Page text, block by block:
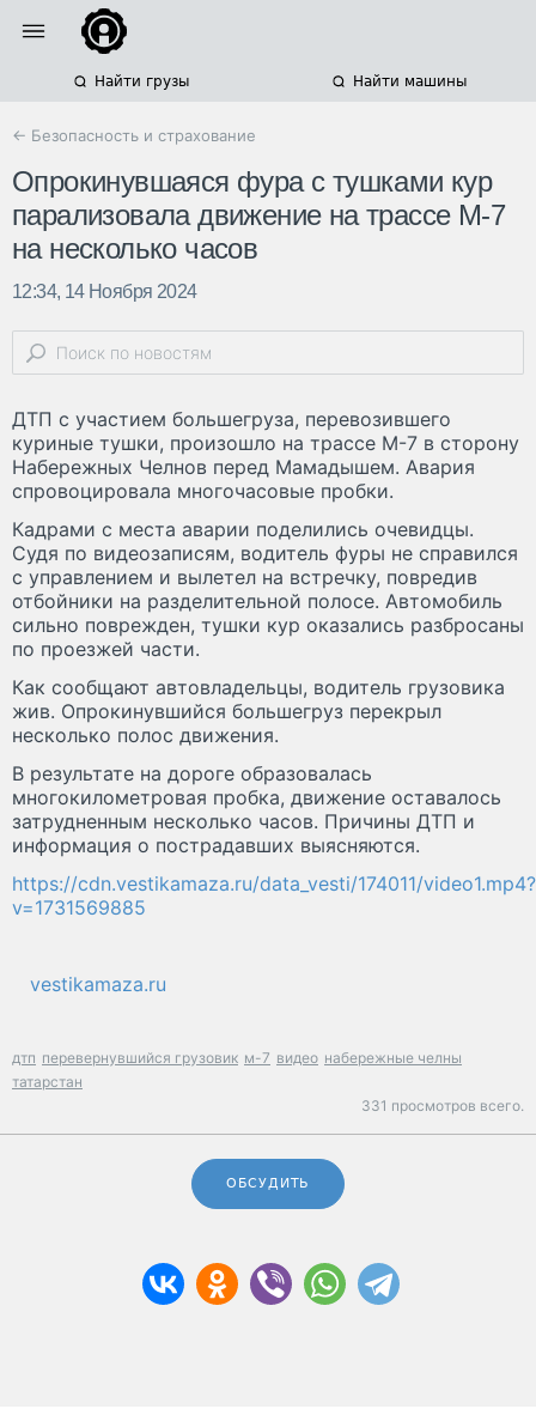
Найти грузы Найти машины
← Безопасность и страхование
Опрокинувшаяся фура с тушками кур
парализовала движение на трассе М-7
на несколько часов
12:34, 14 Ноября 2024
ДТП с участием большегруза, перевозившего
куриные тушки, произошло на трассе М-7 в сторону
Набережных Челнов перед Мамадышем. Авария
спровоцировала многочасовые пробки.
Кадрами с места аварии поделились очевидцы.
Судя по видеозаписям, водитель фуры не справился
с управлением и вылетел на встречку, повредив
отбойники на разделительной полосе. Автомобиль
сильно поврежден, тушки кур оказались разбросаны
по проезжей части.
Как сообщают автовладельцы, водитель грузовика
жив. Опрокинувшийся большегруз перекрыл
несколько полос движения.
В результате на дороге образовалась
многокилометровая пробка, движение оставалось
затрудненным несколько часов. Причины ДТП и
информация о пострадавших выясняются.
https://cdn.vestikamaza.ru/data_vesti/174011/video1.mp4?
v=1731569885
vestikamaza.ru
дтп перевернувшийся грузовик м-7 видео набережные челны
татарстан
331 просмотров всего.
ОБСУДИТЬ